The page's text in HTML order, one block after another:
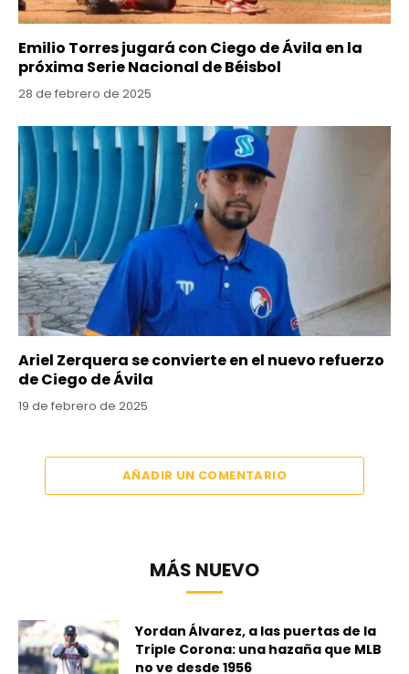
Emilio Torres jugará con Ciego de Ávila en la
próxima Serie Nacional de Béisbol
28 de febrero de 2025
Ariel Zerquera se convierte en el nuevo refuerzo
de Ciego de Ávila
19 de febrero de 2025
AÑADIR UN COMENTARIO
MÁS NUEVO
Yordan Álvarez, a las puertas de la
Triple Corona: una hazaña que MLB
no ve desde 1956